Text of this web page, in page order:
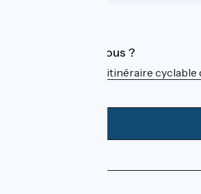
Qui sommes-nous ?
ViaRhôna est un itinéraire